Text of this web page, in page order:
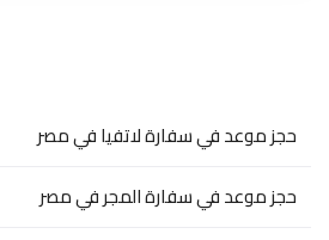
حجز موعد في سفارة لاتفيا في مصر
حجز موعد في سفارة المجر في مصر